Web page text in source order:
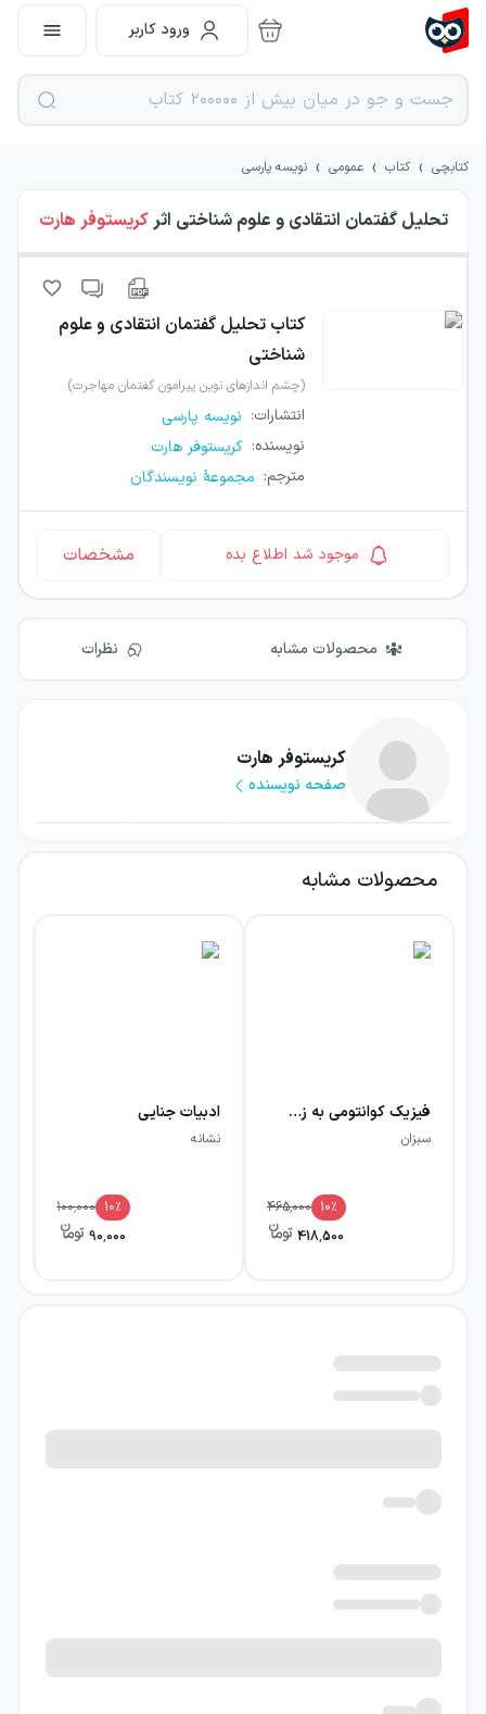
ورود کاربر
کتابچی › کتاب › عمومی › نویسه پارسی
تحلیل گفتمان انتقادی و علوم شناختی اثرکریستوفر هارت
کتاب تحلیل گفتمان انتقادی و علوم
شناختی
(چشم اندازهای نوین پیرامون گفتمان مهاجرت)
انتشارات: نویسه پارسی
نویسنده: کریستوفر هارت
مترجم: مجموعهٔ نویسندگان
موجود شد اطلاع بده مشخصات
محصولات مشابه نظرات
کریستوفر هارت
صفحه نویسنده
محصولات مشابه
فیزیک کوانتومی به زبان ساده
سبزان
465,000 10٪
418,500
ادبیات جنایی
نشانه
100,000 10٪
90,000